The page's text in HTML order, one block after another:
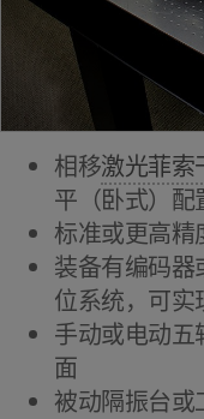
相移激光菲索
平（卧式）配
标准或更高精
装备有编码
位系统，可实
手动或电动
面
被动隔振台或